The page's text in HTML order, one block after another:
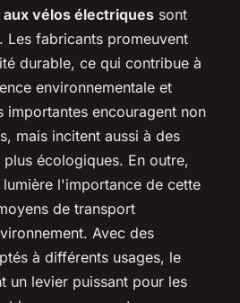
vélos électriques sont
Les fabricants promeuvent
durable, ce qui contribue à
environnementale et
importantes encouragent non
mais incitent aussi à des
écologiques. En outre,
l'importance de cette
de transport
Avec des
à différents usages, le
un levier puissant pour les